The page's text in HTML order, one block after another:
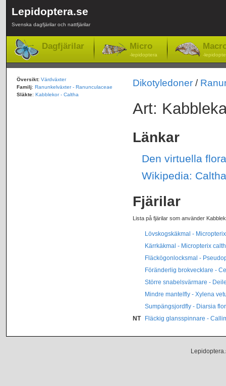
Lepidoptera.se
Svenska dagfjärilar och nattfjärilar
Dagfjärilar Micro
-lepidoptera -
Dikotyledoner/
Art:
Länkar
Den virtuella
Wikipedia:
Fjärilar
Lista på fjärilar som använder
Lövskogskäkmal -
Kärrkäkmal - Micropterix
Fläckögonlocksmal -
Föränderlig brokvecklare -
Större snabelsvärmare -
Mindre mantelfly - Xylena
Sumpängsjordfly - Diarsia
NT
Fläckig glansspinnare -
Översikt: Värdväxter
Familj: Ranunkelväxter - Ranunculaceae
Släkte: Kabblekor - Caltha